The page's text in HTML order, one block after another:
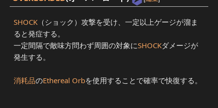
SHOCK （ショック）攻撃を受け、一定以上ゲージが溜ま
ると発症する。
一定間隔で敵味方問わず周囲の対象にSHOCKダメージが
発生する。
消耗品のEthereal Orbを使用することで確率で快復する。